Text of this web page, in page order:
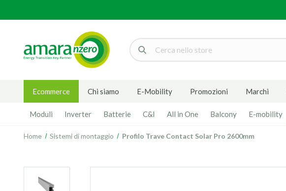
Cerca
Ecommerce Chi siamo E-Mobility Promozioni Marchi
Moduli Inverter Batterie C&I All in One Balcony E-mobility
Home Sistemi di montaggio Profilo Trave Contact Solar Pro 2600mm